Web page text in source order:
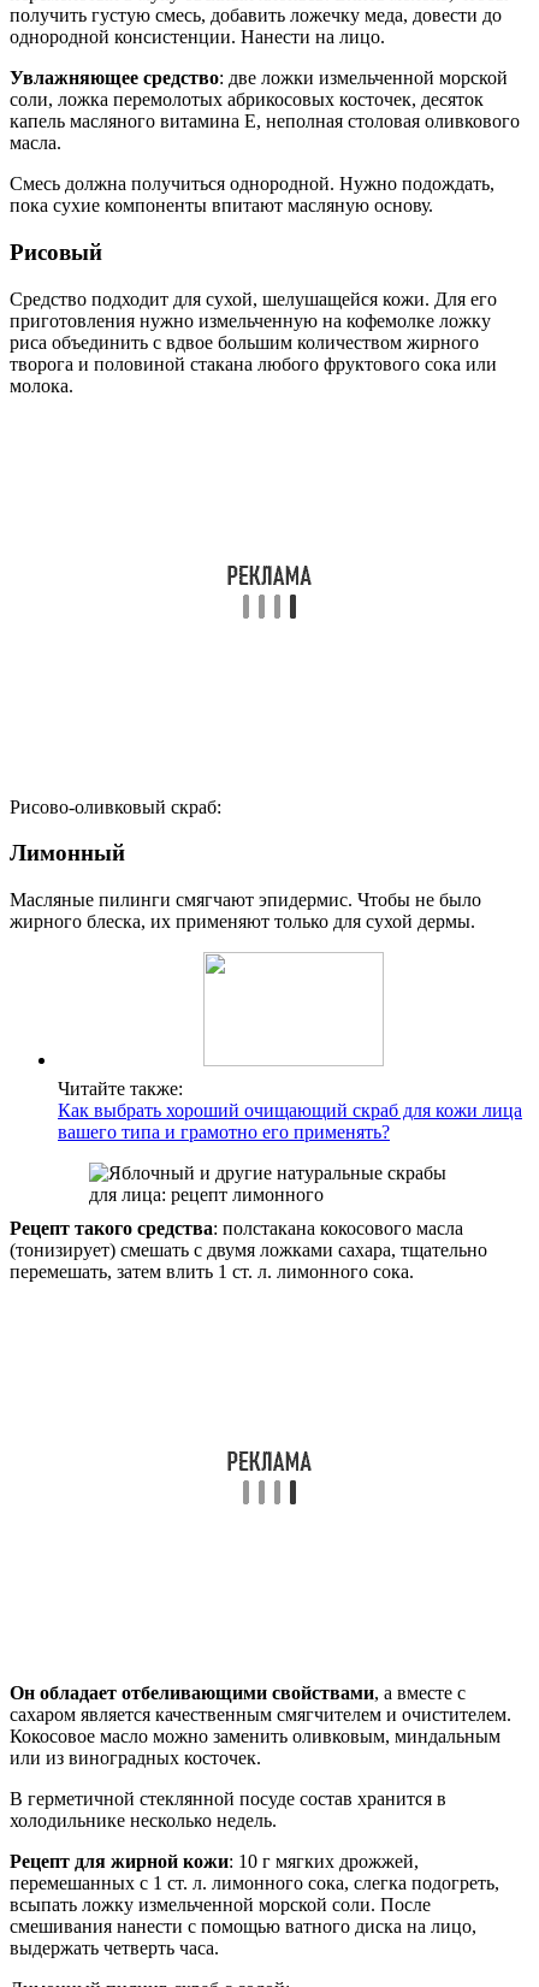
получить густую смесь, добавить ложечку меда, довести до
однородной консистенции. Нанести на лицо.
Увлажняющее средство: две ложки измельченной морской
соли, ложка перемолотых абрикосовых косточек, десяток
капель масляного витамина Е, неполная столовая оливкового
масла.
Смесь должна получиться однородной. Нужно подождать,
пока сухие компоненты впитают масляную основу.
Рисовый
Средство подходит для сухой, шелушащейся кожи. Для его
приготовления нужно измельченную на кофемолке ложку
риса объединить с вдвое большим количеством жирного
творога и половиной стакана любого фруктового сока или
молока.
Рисово-оливковый скраб:
Лимонный
Масляные пилинги смягчают эпидермис. Чтобы не было
жирного блеска, их применяют только для сухой дермы.
Читайте также:
Как выбрать хороший очищающий скраб для кожи лица
вашего типа и грамотно его применять?
Рецепт такого средства: полстакана кокосового масла
(тонизирует) смешать с двумя ложками сахара, тщательно
перемешать, затем влить 1 ст. л. лимонного сока.
Он обладает отбеливающими свойствами, а вместе с
сахаром является качественным смягчителем и очистителем.
Кокосовое масло можно заменить оливковым, миндальным
или из виноградных косточек.
В герметичной стеклянной посуде состав хранится в
холодильнике несколько недель.
Рецепт для жирной кожи: 10 г мягких дрожжей,
перемешанных с 1 ст. л. лимонного сока, слегка подогреть,
всыпать ложку измельченной морской соли. После
смешивания нанести с помощью ватного диска на лицо,
выдержать четверть часа.